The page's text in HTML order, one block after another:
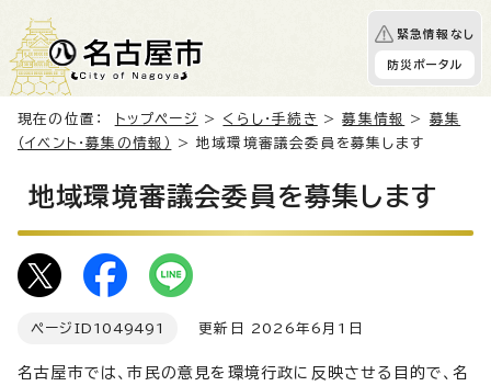
緊急情報なし
防災ポータル
現在の位置： トップページ > くらし・手続き >募集情報 > 募集
（イベント・募集の情報）
> 地域環境審議会委員を募集します
地域環境審議会委員を募集します
ページID 1049491 更新日 2026年6月1日
名古屋市では、市民の意見を環境行政に反映させる目的で、名